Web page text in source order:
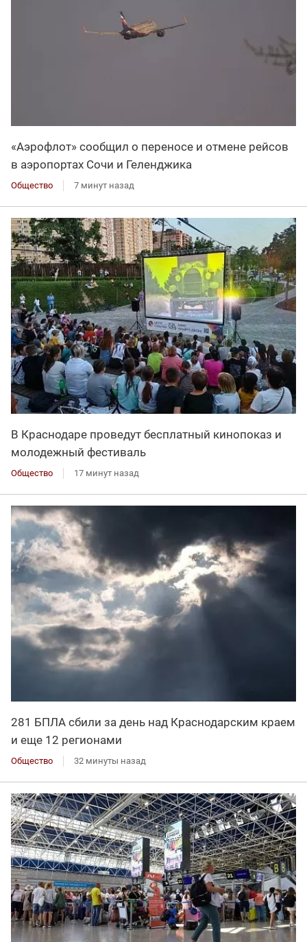
«Аэрофлот» сообщил о переносе и отмене рейсов
в аэропортах Сочи и Геленджика
Общество 7 минут назад
В Краснодаре проведут бесплатный кинопоказ и
молодежный фестиваль
Общество 17 минут назад
281 БПЛА сбили за день над Краснодарским краем
и еще 12 регионами
Общество 32 минуты назад